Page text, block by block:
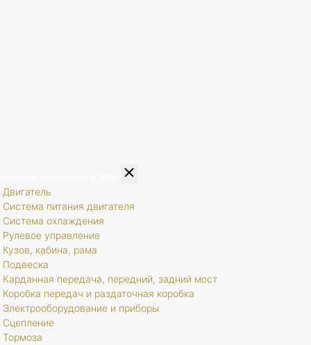
Двигатель
Система питания двигателя
Система охлаждения
Рулевое управление
Кузов, кабина, рама
Подвеска
Карданная передача, передний, задний мост
Коробка передач и раздаточная коробка
Электрооборудование и приборы
Сцепление
Тормоза